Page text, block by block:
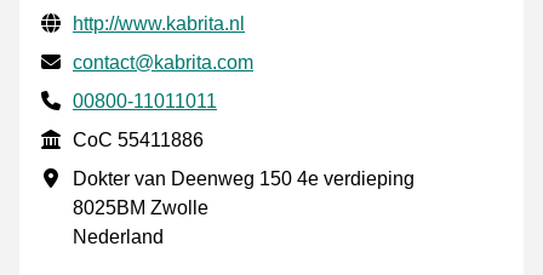
Verifisert kontaktinformasjon
Website URL
http://www.kabrita.nl
E-post
contact@kabrita.com
Phone number
00800-11011011
CoC
CoC 55411886
Forretningsadresse
Dokter van Deenweg 150 4e verdieping
8025BM Zwolle
Nederland